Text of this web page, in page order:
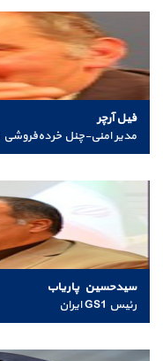
فیل آرچر
مدیر امنی-چنل خرده‌فروشی GS1
سیدحسین پاریاب
رئیس GS1 ایران